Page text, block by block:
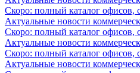
Скоро: полный каталог офисов,
Актуальные новости
Скоро: полный каталог офисов,
Актуальные новости
Скоро: полный каталог офисов,
Актуальные новости